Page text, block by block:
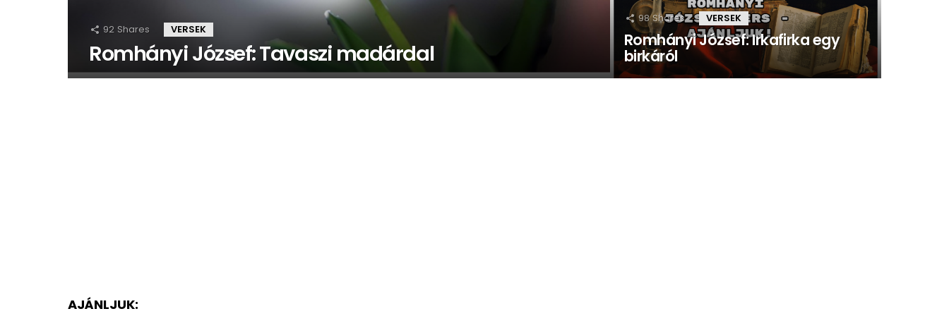
92 Shares VERSEK
Romhányi József: Tavaszi madárdal
98 Shares VERSEK
Romhányi József: Irkafirka egy
birkáról
AJÁNLJUK: